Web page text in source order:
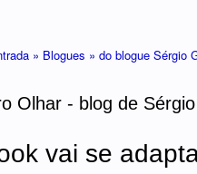
» Blogues » do blogue Sérgio
Olhar - blog de
vai se